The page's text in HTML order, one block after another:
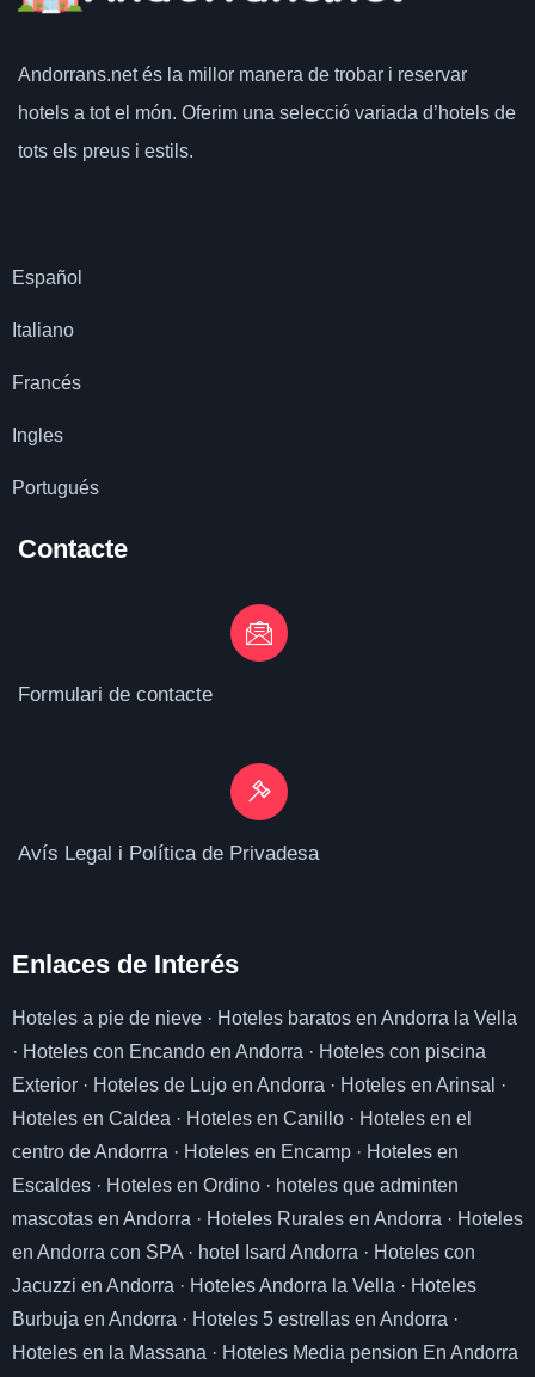
Andorrans.netés la millor manera de trobar i reservar
hotels a tot el món. Oferim una selecció variada d’hotels de
tots els preus i estils.
Español
Italiano
Francés
Ingles
Portugués
Contacte
Formulari de contacte
Avís Legal i Política de Privadesa
Enlaces de Interés
Hoteles a pie de nieve · Hoteles baratos en Andorra la Vella
· Hoteles con Encando en Andorra · Hoteles con piscina
Exterior · Hoteles de Lujo en Andorra · Hoteles en Arinsal
·
Hoteles en Caldea · Hoteles en Canillo · Hoteles en el
centro de Andorrra · Hoteles en Encamp · Hoteles en
Escaldes · Hoteles en Ordino · hoteles que adminten
mascotas en Andorra · Hoteles Rurales en Andorra · Hoteles
en Andorra con SPA · hotel Isard Andorra · Hoteles con
Jacuzzi en Andorra · Hoteles Andorra la Vella · Hoteles
Burbuja en Andorra · Hoteles 5 estrellas en Andorra ·
Hoteles en la Massana · Hoteles Media pension En Andorra